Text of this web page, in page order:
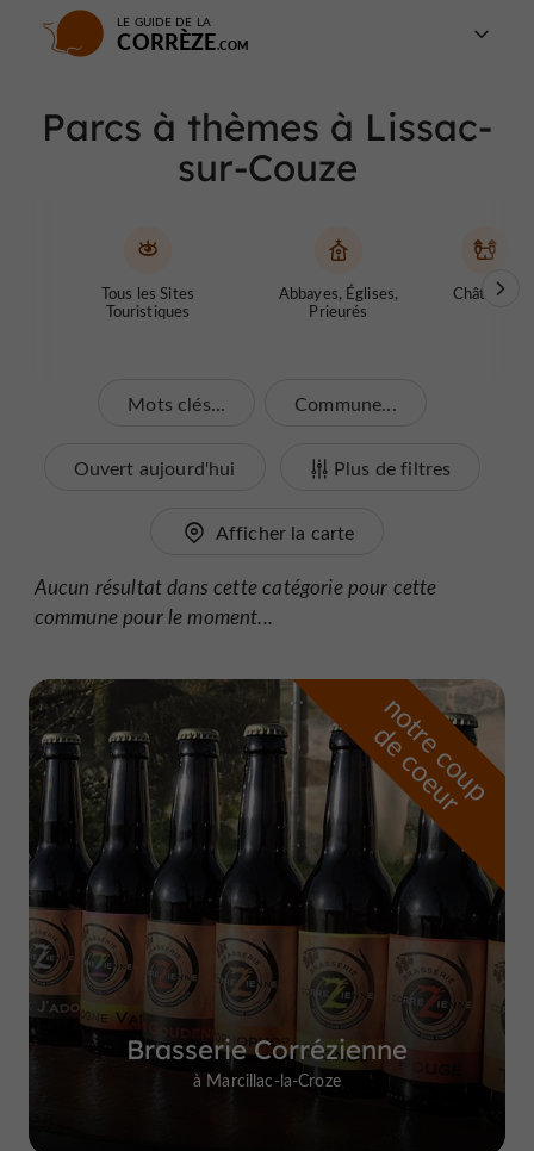
LE GUIDE DE LA
CORRÈZE
Parcs à thèmes à Lissac-
sur-Couze
Tous les Sites
Touristiques
Abbayes, Églises,
Prieurés
Châteaux
Mots clés... Commune...
Ouvert aujourd'hui Plus de filtres
Afficher la carte
Aucun résultat dans cette catégorie pour cette
commune pour le moment...
n
o
t
r
e
c
o
u
p
d
e
c
o
e
u
r
Brasserie Corrézienne
à Marcillac-la-Croze